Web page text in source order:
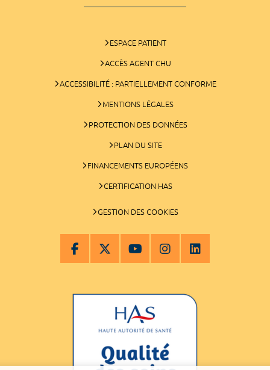
ESPACE PATIENT
ACCÈS AGENT CHU
ACCESSIBILITÉ : PARTIELLEMENT CONFORME
MENTIONS LÉGALES
PROTECTION DES DONNÉES
PLAN DU SITE
FINANCEMENTS EUROPÉENS
CERTIFICATION HAS
GESTION DES COOKIES